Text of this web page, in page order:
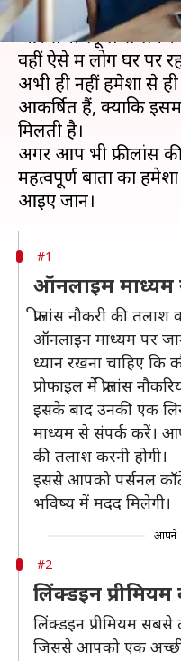
कोरोना वायरस के
और सभी स्कूल से लेकर
वहीं ऐसे में लोग घर पर
अभी ही नहीं हमेशा से
आकर्षित हैं, क्योंकि
मिलती है।
अगर आप भी फ्रीलांस
महत्वपूर्ण बातों का
#1
ऑनलाइम
फ्रीलांस नौकरी की
ऑनलाइन माध्यम पर
ध्यान रखना चाहिए कि
प्रोफाइल में फ्रीलांस
इसके बाद उनकी एक
माध्यम से संपर्क करें।
की तलाश करनी होगी।
इससे आपको पर्सनल
भविष्य में मदद मिलेगी।
आपने
#2
लिंक्डइन
लिंक्डइन प्रीमियम सबसे
जिससे आपको एक अच्छी